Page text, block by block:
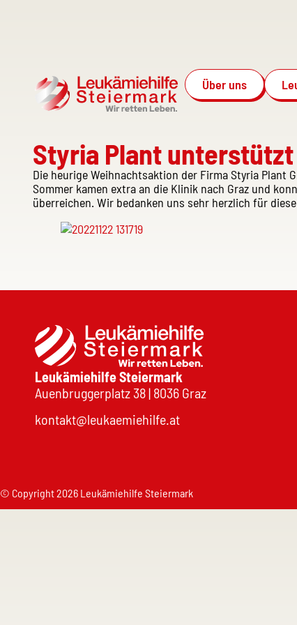
Über uns
Styria Plant
Die heurige Weihnachtsaktion der Firma Styria Plant
Sommer kamen extra an die Klinik nach Graz und
überreichen. Wir bedanken uns sehr herzlich für
Leukämiehilfe Steiermark
Auenbruggerplatz 38 | 8036 Graz
kontakt@leukaemiehilfe.at
© Copyright 2026 Leukämiehilfe Steiermark